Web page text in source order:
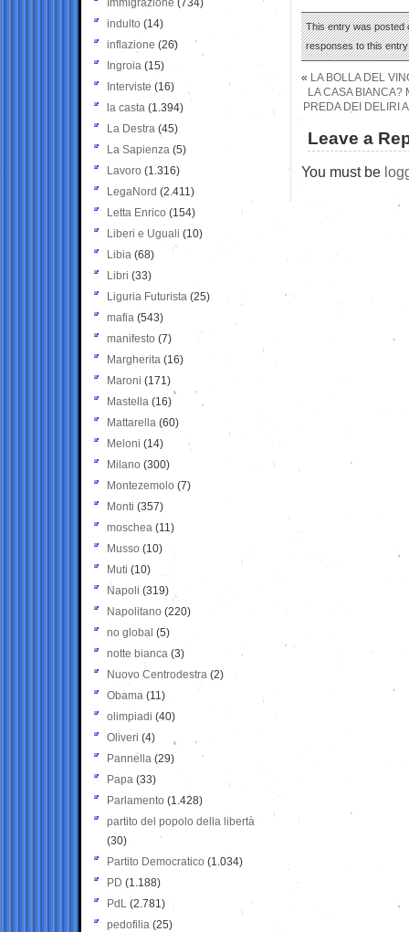
This entry was posted
responses to this
« LA BOLLA DEL
LA CASA BIANCA?
PREDA DEI DELIRI
Leave a
You must be
Immigrazione (734)
indulto (14)
inflazione (26)
Ingroia (15)
Interviste (16)
la casta (1.394)
La Destra (45)
La Sapienza (5)
Lavoro (1.316)
LegaNord (2.411)
Letta Enrico (154)
Liberi e Uguali (10)
Libia (68)
Libri (33)
Liguria Futurista (25)
mafia (543)
manifesto (7)
Margherita (16)
Maroni (171)
Mastella (16)
Mattarella (60)
Meloni (14)
Milano (300)
Montezemolo (7)
Monti (357)
moschea (11)
Musso (10)
Muti (10)
Napoli (319)
Napolitano (220)
no global (5)
notte bianca (3)
Nuovo Centrodestra (2)
Obama (11)
olimpiadi (40)
Oliveri (4)
Pannella (29)
Papa (33)
Parlamento (1.428)
partito del popolo della libertà
(30)
Partito Democratico (1.034)
PD (1.188)
PdL (2.781)
pedofilia (25)